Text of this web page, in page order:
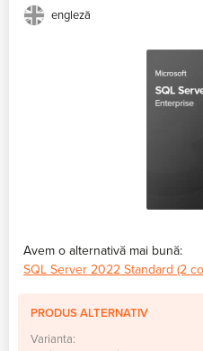
engleză
Avem o alternativă mai bună:
SQL Server 2022 Standard (2
PRODUS ALTERNATIV
Varianta: